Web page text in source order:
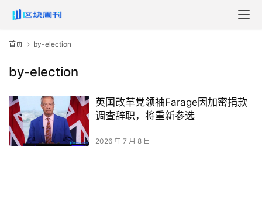
首页 by-election
by-election
英国改革党领袖Farage因加密捐款
调查辞职，将重新参选
2026 年 7 月 8 日